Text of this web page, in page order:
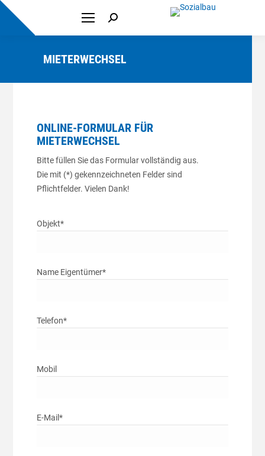
Search:
MIETERWECHSEL
ONLINE-FORMULAR FÜR
MIETERWECHSEL
Bitte füllen Sie das Formular vollständig aus.
Die mit (*) gekennzeichneten Felder sind
Pflichtfelder. Vielen Dank!
Objekt*
Name Eigentümer*
Telefon*
Mobil
E-Mail*